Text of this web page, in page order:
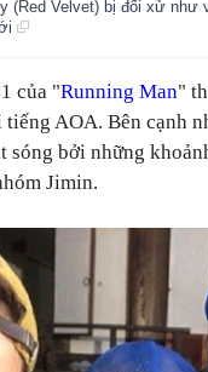
(Red Velvet) bị đối xử
của "Running Man"
AOA. Bên cạnh
sóng bởi những
Jimin.